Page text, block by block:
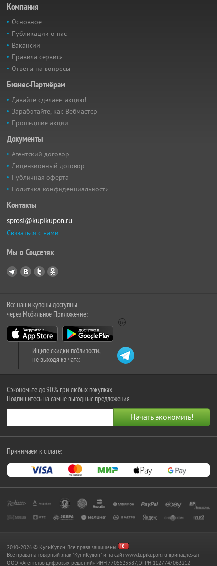
Компания
Основное
Публикации о нас
Вакансии
Правила сервиса
Ответы на вопросы
Бизнес-Партнёрам
Давайте сделаем акцию!
Заработайте, как Вебмастер
Прошедшие акции
Документы
Агентский договор
Лицензионный договор
Публичная оферта
Политика конфиденциальности
Контакты
sprosi@kupikupon.ru
Связаться с нами
Мы в Соцсетях
Все наши купоны доступны
через Мобильное Приложение:
Ищите скидки поблизости,
не выходя из чата:
Сэкономьте до 90% при любых покупках
Подпишитесь на самые выгодные предложения
Принимаем к оплате:
2010-2026 © КупиКупон. Все права защищены.
Все права на товарный знак "КупиКупон" и на сайт www.kupikupon.ru принадлежат
OOO «Агентство цифровых решений» ИНН 7705523387, ОГРН 1127747063212